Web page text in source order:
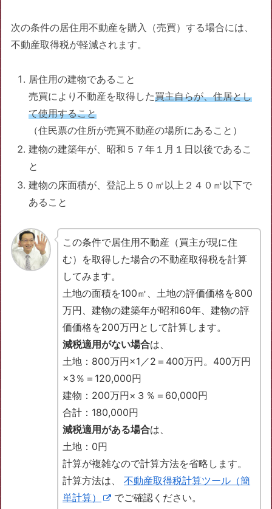
次の条件の居住用不動産を購入（売買）する場合には、
不動産取得税が軽減されます。
居住用の建物であること
売買により不動産を取得した買主自らが、住居とし
て使用すること
（住民票の住所が売買不動産の場所にあること）
建物の建築年が、昭和５７年１月１日以後であるこ
と
建物の床面積が、登記上５０㎡以上２４０㎡以下で
あること
この条件で居住用不動産（買主が現に住
む）を取得した場合の不動産取得税を計算
してみます。
土地の面積を100㎡、土地の評価価格を800
万円、建物の建築年が昭和60年、建物の評
価価格を200万円として計算します。
減税適用がない場合は、
土地：800万円×1／2＝400万円。400万円
×3％＝120,000円
建物：200万円×３％＝60,000円
合計：180,000円
減税適用がある場合は、
土地：0円
計算が複雑なので計算方法を省略します。
計算方法は、不動産取得税計算ツール（簡
単計算）
でご確認ください。